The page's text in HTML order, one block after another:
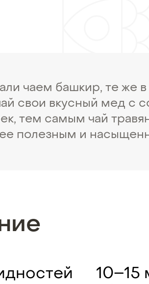
чаем башкир, те же
свои вкусный мед с
тем самым чай
полезным и
10–15